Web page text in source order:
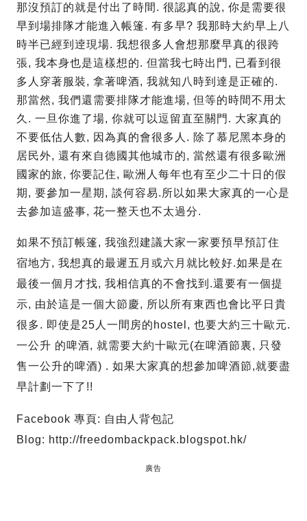
那沒預訂的就是付出了時間. 很認真的說, 你是需要很
早到場排隊才能進入帳篷. 有多早? 我那時大約早上八
時半已經到逹現場. 我想很多人會想那麼早真的很跨
張, 我本身也是這樣想的. 但當我七時出門, 已看到很
多人穿著服裝, 拿著啤酒, 我就知八時到達是正確的.
那當然, 我們還需要排隊才能進場, 但等的時間不用太
久. 一旦你進了場, 你就可以逗留直至關門. 大家真的
不要低估人數, 因為真的會很多人. 除了慕尼黑本身的
居民外, 還有來自德國其他城市的, 當然還有很多歐洲
國家的旅, 你要記住, 歐洲人每年也有至少二十日的假
期, 要參加一星期, 談何容易.所以如果大家真的一心是
去參加這盛事, 花一整天也不太過分.
如果不預訂帳篷, 我強烈建議大家一家要預早預訂住
宿地方, 我想真的最遲五月或六月就比較好.如果是在
最後一個月才找, 我相信真的不會找到.還要有一個提
示, 由於這是一個大節慶, 所以所有東西也會比平日貴
很多. 即使是25人一間房的hostel, 也要大約三十歐元.
一公升 的啤酒, 就需要大約十歐元(在啤酒節裏, 只發
售一公升的啤酒) . 如果大家真的想參加啤酒節,就要盡
早計劃一下了!!
Facebook 專頁: 自由人背包記
Blog: http://freedombackpack.blogspot.hk/
廣告